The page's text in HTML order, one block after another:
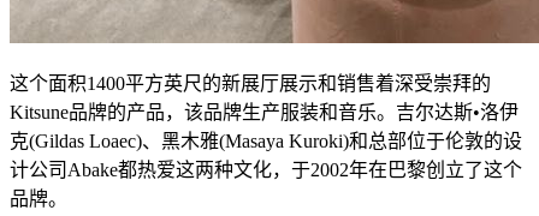
这个面积1400平方英尺的新展厅展示和销售着深受崇拜的
Kitsune品牌的产品，该品牌生产服装和音乐。吉尔达斯•洛伊
克(Gildas Loaec)、黑木雅(Masaya Kuroki)和总部位于伦敦的设
计公司Abake都热爱这两种文化，于2002年在巴黎创立了这个
品牌。